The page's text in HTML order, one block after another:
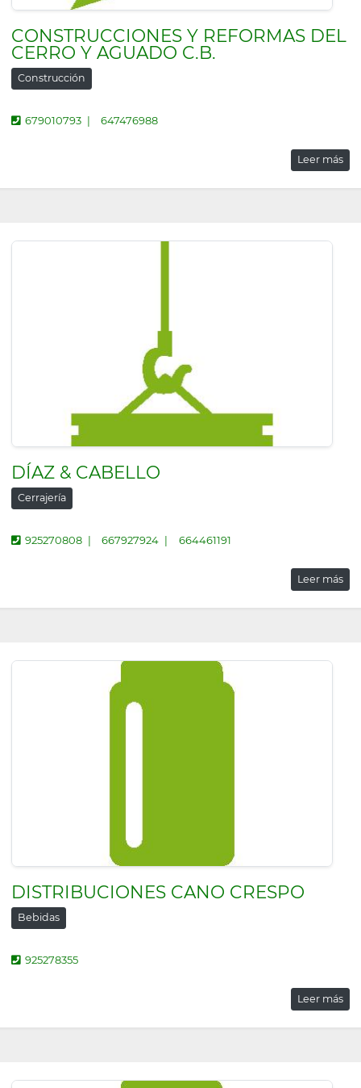
CONSTRUCCIONES Y REFORMAS DEL
CERRO Y AGUADO C.B.
Construcción
679010793 647476988
Leer más
DÍAZ & CABELLO
Cerrajería
925270808 667927924 664461191
Leer más
DISTRIBUCIONES CANO CRESPO
Bebidas
925278355
Leer más